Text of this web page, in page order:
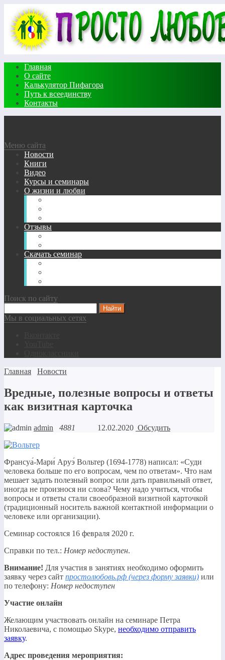
Главная
О сайте
Калькулятор Пифагора
Путь к всеединству
Контакты
Меню сайта
Новости
Книги
Видео
Курсы и семинары
О жизни и любви
Отзывы
Скачать семинар
Поиск по сайту
Мы в социальных сетях
Главная Новости
Вредные, полезные вопросы и ответы
как визитная карточка
admin 4881 12.02.2020 Обсудить
Франсуа́-Мари́ Аруэ́ Вольтер (1694-1778) написал: «Суди
человека больше по его вопросам, чем по ответам». Что нам
мешает задать полезный вопрос или дать правильный ответ,
иногда не произнося ни слова? Чему надо учиться, чтобы
вопросы и ответы стали своеобразной визитной карточкой
(традиционный носитель важной контактной информации о
человеке или организации).
Семинар состоялся 16 февраля 2020 г.
Справки по тел.: Номер недоступен.
Внимание! Для участия в занятиях необходимо оформить
заявку через сайт простолюбовь.рф (через форму заявки) или
по телефону: Номер недоступен
Участие онлайн
Желающим участвовать онлайн на семинаре Петра
Николаевича, с помощью Skype, необходимо отправить
заявку.
Адрес проведения мероприятия: